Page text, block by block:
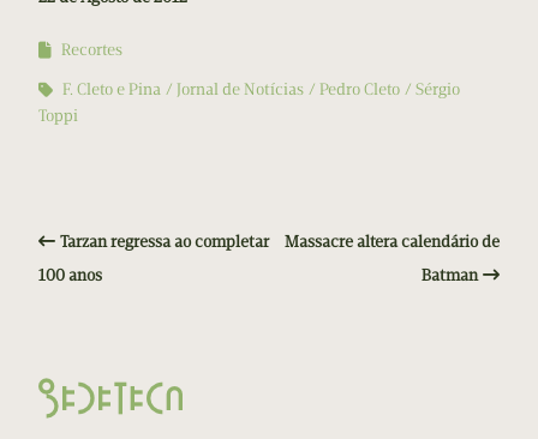
Recortes
F. Cleto e Pina
Jornal de Notícias Pedro Cleto
Sérgio
Toppi
Tarzan regressa ao completar
100 anos
Massacre altera calendário de
Batman